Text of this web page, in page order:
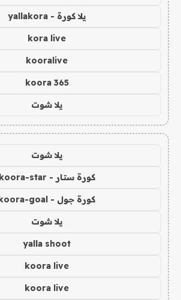
يلا كورة - yallakora
kora live
kooralive
koora 365
يلا شوت
يلا شوت
كورة ستار - koora-star
كورة جول - koora-goal
يلا شوت
yalla shoot
koora live
koora live